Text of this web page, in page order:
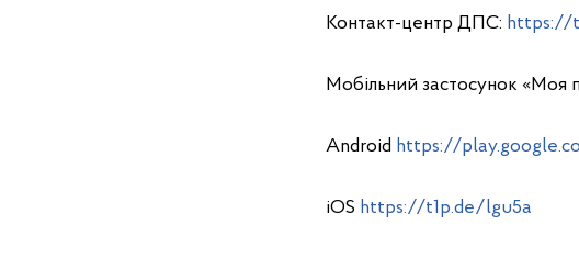
Контакт-центр ДПС: https://
Мобільний застосунок «Моя
Android https://
iOS https://t1p.de/lgu5a